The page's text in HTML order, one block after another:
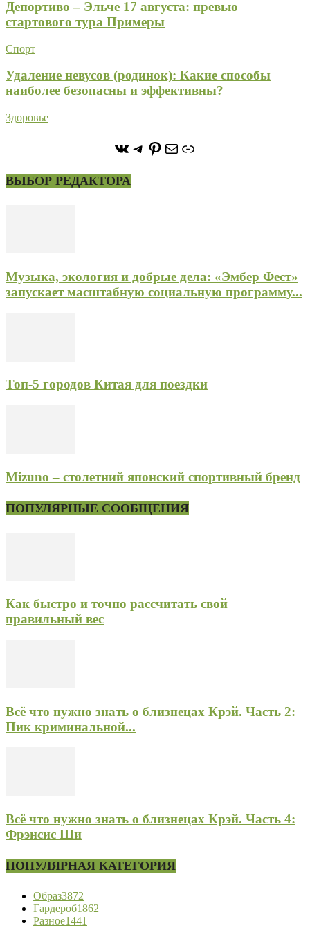
Депортиво – Эльче 17 августа: превью
стартового тура Примеры
Спорт
Удаление невусов (родинок): Какие способы
наиболее безопасны и эффективны?
Здоровье
https://vk.com/
https://t.me/stoneforest
https://
ПочтаСсылка
ВЫБОР РЕДАКТОРА
Музыка, экология и добрые дела: «Эмбер Фест»
запускает масштабную социальную программу...
Топ-5 городов Китая для поездки
Mizuno – столетний японский спортивный бренд
ПОПУЛЯРНЫЕ СООБЩЕНИЯ
Как быстро и точно рассчитать свой
правильный вес
Всё что нужно знать о близнецах Крэй. Часть 2:
Пик криминальной...
Всё что нужно знать о близнецах Крэй. Часть 4:
Фрэнсис Ши
ПОПУЛЯРНАЯ КАТЕГОРИЯ
Образ3872
Гардероб1862
Разное1441